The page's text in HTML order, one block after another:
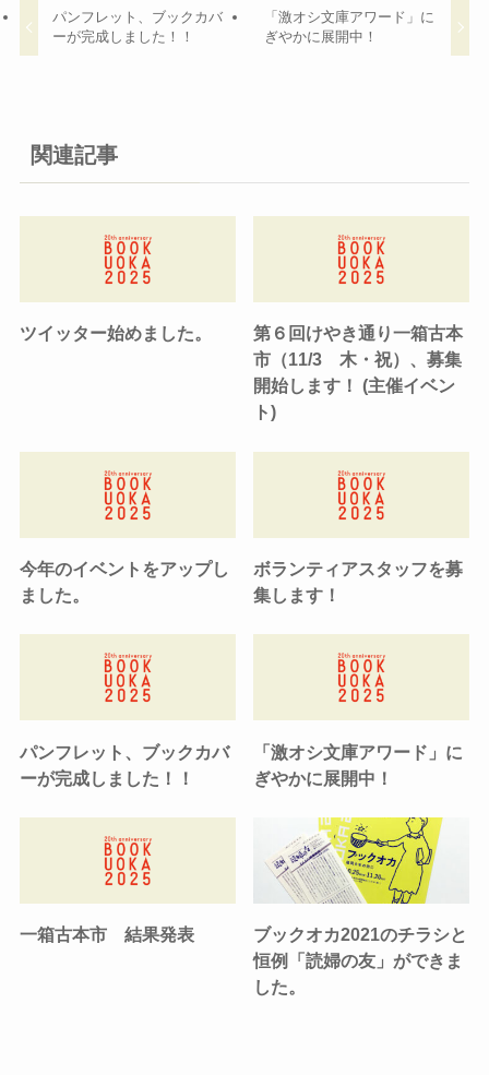
パンフレット、ブックカバ
ーが完成しました！！
「激オシ文庫アワード」に
ぎやかに展開中！
関連記事
ツイッター始めました。
第６回けやき通り一箱古本
市（11/3 木・祝）、募集
開始します！ (主催イベン
ト)
今年のイベントをアップし
ました。
ボランティアスタッフを募
集します！
パンフレット、ブックカバ
ーが完成しました！！
「激オシ文庫アワード」に
ぎやかに展開中！
一箱古本市 結果発表
ブックオカ2021のチラシと
恒例「読婦の友」ができま
した。